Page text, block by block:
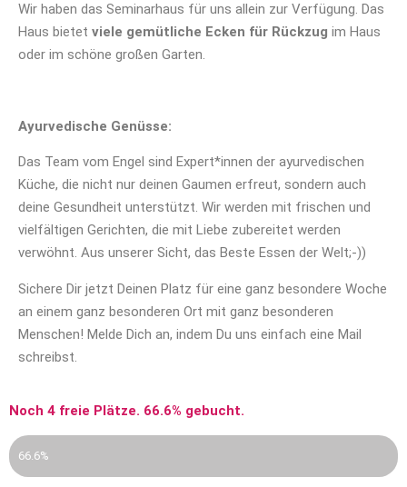
Wir haben das Seminarhaus für uns allein zur Verfügung. Das
Haus bietet viele gemütliche Ecken für Rückzug im Haus
oder im schöne großen Garten.
Ayurvedische Genüsse:
Das Team vom Engel sind Expert*innen der ayurvedischen
Küche, die nicht nur deinen Gaumen erfreut, sondern auch
deine Gesundheit unterstützt. Wir werden mit frischen und
vielfältigen Gerichten, die mit Liebe zubereitet werden
verwöhnt. Aus unserer Sicht, das Beste Essen der Welt;-))
Sichere Dir jetzt Deinen Platz für eine ganz besondere Woche
an einem ganz besonderen Ort mit ganz besonderen
Menschen! Melde Dich an, indem Du uns einfach eine Mail
schreibst.
Noch 4 freie Plätze. 66.6% gebucht.
belegt
66.6%